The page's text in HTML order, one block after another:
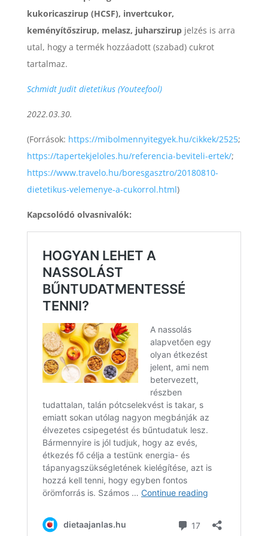
kukoricaszirup (HCSF), invertcukor,
keményítőszirup, melasz, juharszirupjelzés is arra
utal, hogy a termék hozzáadott (szabad) cukrot
tartalmaz.
Schmidt Judit dietetikus (Youteefool)
2022.03.30.
(Források: https://mibolmennyitegyek.hu/cikkek/2525;
https://tapertekjeloles.hu/referencia-beviteli-ertek/;
https://www.travelo.hu/boresgasztro/20180810-
dietetikus-velemenye-a-cukorrol.html)
Kapcsolódó olvasnivalók: